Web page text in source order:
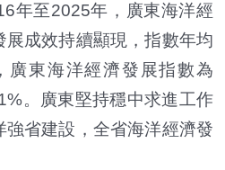
年至2025年，廣東海洋經
成效持續顯現，指數年均
廣東海洋經濟發展指數為
。廣東堅持穩中求進工作
省建設，全省海洋經濟發